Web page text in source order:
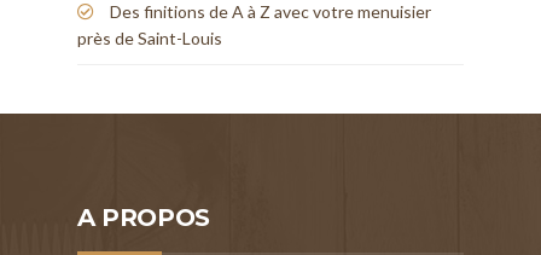
Des finitions de A à Z avec votre menuisier
près de Saint-Louis
A PROPOS